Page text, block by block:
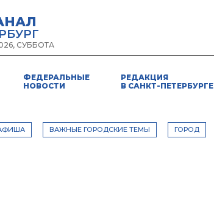
СУББОТА
ФЕДЕРАЛЬНЫЕ
НОВОСТИ
РЕДАКЦИЯ
В САНКТ-ПЕТЕРБУРГЕ
ВАЖНЫЕ ГОРОДСКИЕ ТЕМЫ ГОРОД